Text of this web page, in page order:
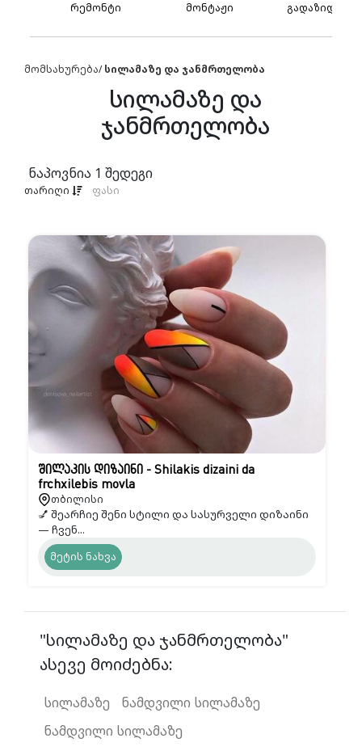
რემონტი მონტაჟი გადაზიდვები
მომსახურება/სილამაზე და ჯანმრთელობა
სილამაზე და
ჯანმრთელობა
ნაპოვნია 1 შედეგი
თარიღი ფასი
შილაკის დიზაინი - Shilakis dizaini da
frchxilebis movla
თბილისი
💅 შეარჩიე შენი სტილი და სასურველი დიზაინი
— ჩვენ...
მეტის ნახვა
"სილამაზე და ჯანმრთელობა"
ასევე მოიძებნა:
სილამაზე
ნამდვილი სილამაზე
ნამდვილი სილამაზე